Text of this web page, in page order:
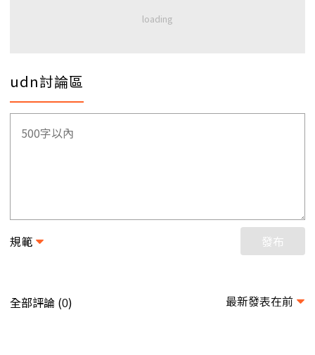
udn討論區
規範 發布
全部評論 (0) 最新發表在前